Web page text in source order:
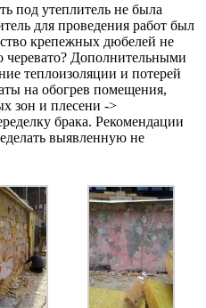
под утеплитель не была
для проведения работ был
крепежных дюбелей не
черевато? Дополнительными
теплоизоляции и потерей
на обогрев помещения,
зон и плесени ->
брака. Рекомендации
выявленную не